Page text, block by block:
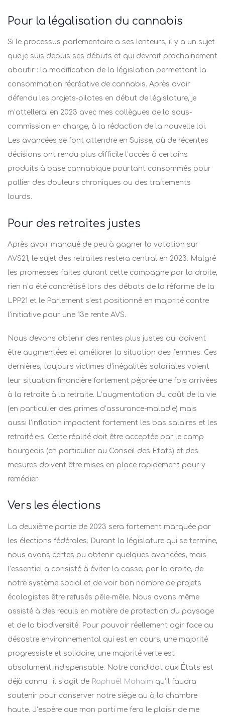
Pour la légalisation du cannabis
Si le processus parlementaire a ses lenteurs, il y a un sujet
que je suis depuis ses débuts et qui devrait prochainement
aboutir : la modification de la législation permettant la
consommation récréative de cannabis. Après avoir
défendu les projets-pilotes en début de législature, je
m’attellerai en 2023 avec mes collègues de la sous-
commission en charge, à la rédaction de la nouvelle loi.
Les avancées se font attendre en Suisse, où de récentes
décisions ont rendu plus difficile l’accès à certains
produits à base cannabique pourtant consommés pour
pallier des douleurs chroniques ou des traitements
lourds.
Pour des retraites justes
Après avoir manqué de peu à gagner la votation sur
AVS21, le sujet des retraites restera central en 2023. Malgré
les promesses faites durant cette campagne par la droite,
rien n’a été concrétisé lors des débats de la réforme de la
LPP21 et le Parlement s’est positionné en majorité contre
l’initiative pour une 13e rente AVS.
Nous devons obtenir des rentes plus justes qui doivent
être augmentées et améliorer la situation des femmes. Ces
dernières, toujours victimes d’inégalités salariales voient
leur situation financière fortement péjorée une fois arrivées
à la retraite à la retraite. L’augmentation du coût de la vie
(en particulier des primes d’assurance-maladie) mais
aussi l’inflation impactent fortement les bas salaires et les
retraité·e·s. Cette réalité doit être acceptée par le camp
bourgeois (en particulier au Conseil des Etats) et des
mesures doivent être mises en place rapidement pour y
remédier.
Vers les élections
La deuxième partie de 2023 sera fortement marquée par
les élections fédérales. Durant la législature qui se termine,
nous avons certes pu obtenir quelques avancées, mais
l’essentiel a consisté à éviter la casse, par la droite, de
notre système social et de voir bon nombre de projets
écologistes être refusés pêle-mêle. Nous avons même
assisté à des reculs en matière de protection du paysage
et de la biodiversité. Pour pouvoir réellement agir face au
désastre environnemental qui est en cours, une majorité
progressiste et solidaire, une majorité verte est
absolument indispensable. Notre candidat aux États est
déjà connu : il s’agit de Raphaël Mahaim qu’il faudra
soutenir pour conserver notre siège au à la chambre
haute. J’espère que mon parti me fera le plaisir de me